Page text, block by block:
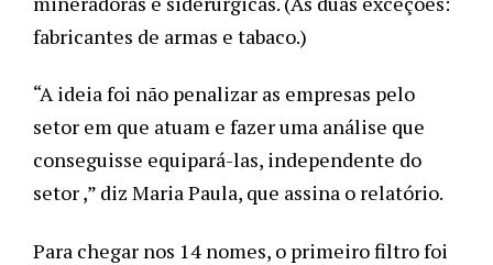
fabricantes de armas e tabaco.)
“A ideia foi não penalizar as empresas pelo
setor em que atuam e fazer uma análise que
conseguisse equipará-las, independente do
setor ,” diz Maria Paula, que assina o relatório.
Para chegar nos 14 nomes, o primeiro filtro foi